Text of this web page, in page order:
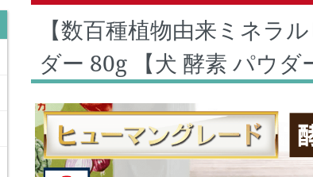
【数百種植物由来ミネラ
ダー 80g 【犬 酵素 パウダ